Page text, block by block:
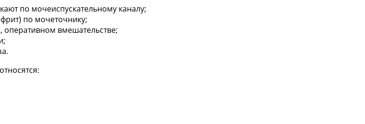
по мочеиспускательному каналу;
по мочеточнику;
оперативном вмешательстве;